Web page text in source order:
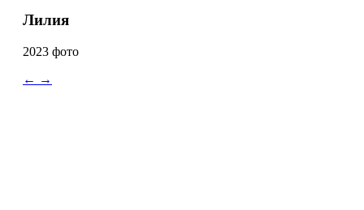
Лилия
2023 фото
← →